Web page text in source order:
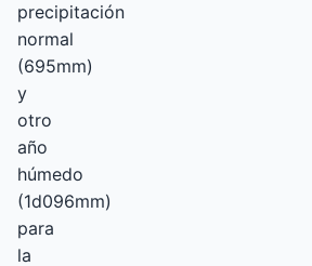
precipitación
normal
(695mm)
y
otro
año
húmedo
(1d096mm)
para
la